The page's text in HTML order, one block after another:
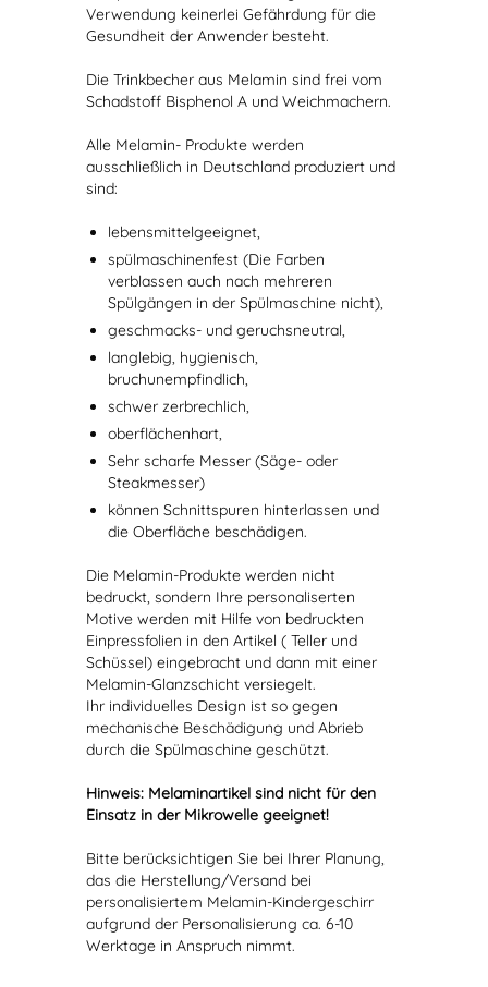
Verwendung keinerlei Gefährdung für die
Gesundheit der Anwender besteht.
Die Trinkbecher aus Melamin sind frei vom
Schadstoff Bisphenol A und Weichmachern.
Alle Melamin- Produkte werden
ausschließlich in Deutschland produziert und
sind:
lebensmittelgeeignet,
spülmaschinenfest (Die Farben
verblassen auch nach mehreren
Spülgängen in der Spülmaschine nicht),
geschmacks- und geruchsneutral,
langlebig, hygienisch,
bruchunempfindlich,
schwer zerbrechlich,
oberflächenhart,
Sehr scharfe Messer (Säge- oder
Steakmesser)
können Schnittspuren hinterlassen und
die Oberfläche beschädigen.
Die Melamin-Produkte werden nicht
bedruckt, sondern Ihre personaliserten
Motive werden mit Hilfe von bedruckten
Einpressfolien in den Artikel ( Teller und
Schüssel) eingebracht und dann mit einer
Melamin-Glanzschicht versiegelt.
Ihr individuelles Design ist so gegen
mechanische Beschädigung und Abrieb
durch die Spülmaschine geschützt.
Hinweis: Melaminartikel sind nicht für den
Einsatz in der Mikrowelle geeignet!
Bitte berücksichtigen Sie bei Ihrer Planung,
das die Herstellung/Versand bei
personalisiertem Melamin-Kindergeschirr
aufgrund der Personalisierung ca. 6-10
Werktage in Anspruch nimmt.